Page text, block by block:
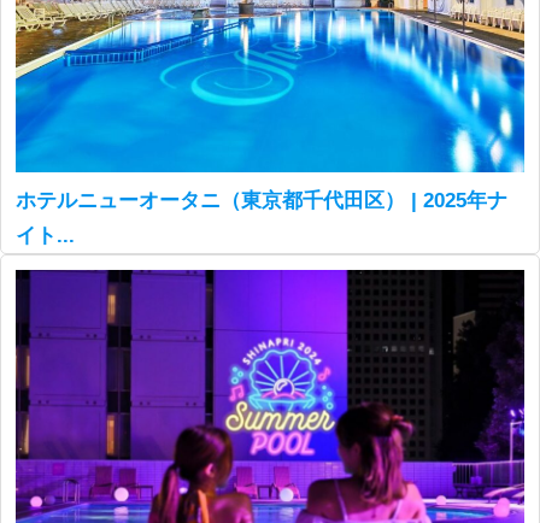
ホテルニューオータニ（東京都千代田区） | 2025年ナ
イト...